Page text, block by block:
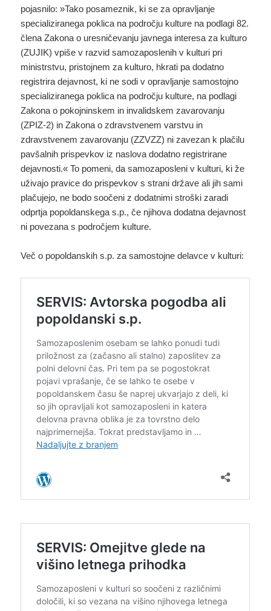
pojasnilo: »Tako posameznik, ki se za opravljanje
specializiranega poklica na področju kulture na podlagi 82.
člena Zakona o uresničevanju javnega interesa za kulturo
(ZUJIK) vpiše v razvid samozaposlenih v kulturi pri
ministrstvu, pristojnem za kulturo, hkrati pa dodatno
registrira dejavnost, ki ne sodi v opravljanje samostojno
specializiranega poklica na področju kulture, na podlagi
Zakona o pokojninskem in invalidskem zavarovanju
(ZPIZ-2) in Zakona o zdravstvenem varstvu in
zdravstvenem zavarovanju (ZZVZZ) ni zavezan k plačilu
pavšalnih prispevkov iz naslova dodatno registrirane
dejavnosti.« To pomeni, da samozaposleni v kulturi, ki že
uživajo pravice do prispevkov s strani države ali jih sami
plačujejo, ne bodo soočeni z dodatnimi stroški zaradi
odprtja popoldanskega s.p., če njihova dodatna dejavnost
ni povezana s področjem kulture.
Več o popoldanskih s.p. za samostojne delavce v kulturi: